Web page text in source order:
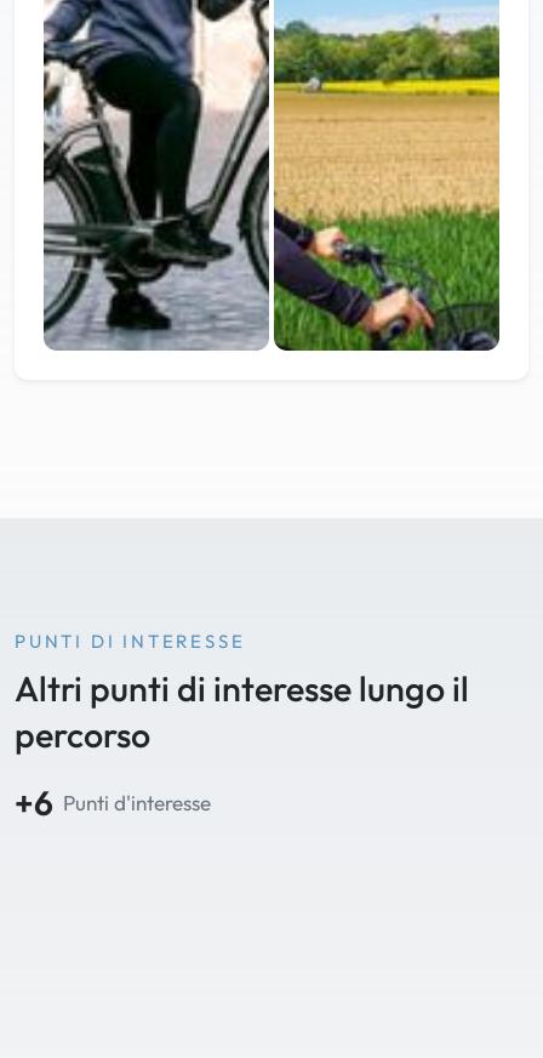
PUNTI DI INTERESSE
Altri punti di interesse lungo il
percorso
+6 Punti d'interesse